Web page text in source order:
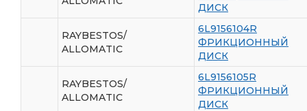
ДИСК
RAYBESTOS/
ALLOMATIC
6L9156104R
ФРИКЦИОННЫЙ
ДИСК
RAYBESTOS/
ALLOMATIC
6L9156105R
ФРИКЦИОННЫЙ
ДИСК